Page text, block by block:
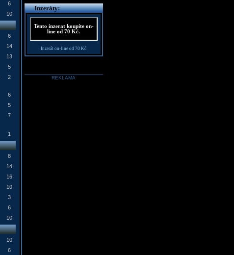
6
10
6
14
13
5
2
6
5
7
1
8
14
16
10
3
6
10
10
6
Inzeráty:
Tento inzerat koupíte on-
line od 70 Kč.
Inzerát on-line od 70 Kč
REKLAMA